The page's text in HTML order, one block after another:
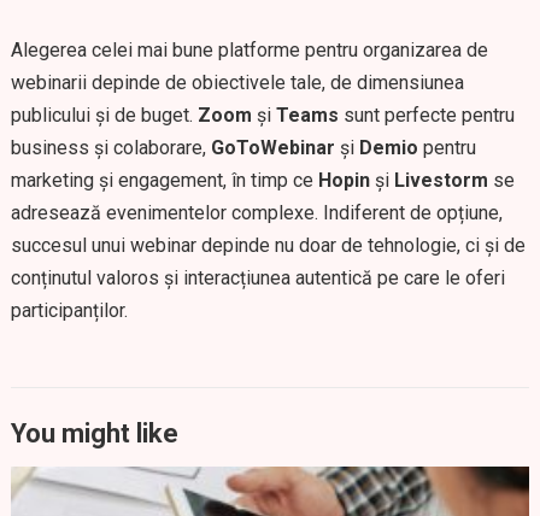
Alegerea celei mai bune platforme pentru organizarea de
webinarii depinde de obiectivele tale, de dimensiunea
publicului și de buget. Zoom și Teams sunt perfecte pentru
business și colaborare, GoToWebinar și Demio pentru
marketing și engagement, în timp ce Hopinși Livestorm se
adresează evenimentelor complexe. Indiferent de opțiune,
succesul unui webinar depinde nu doar de tehnologie, ci și de
conținutul valoros și interacțiunea autentică pe care le oferi
participanților.
You might like